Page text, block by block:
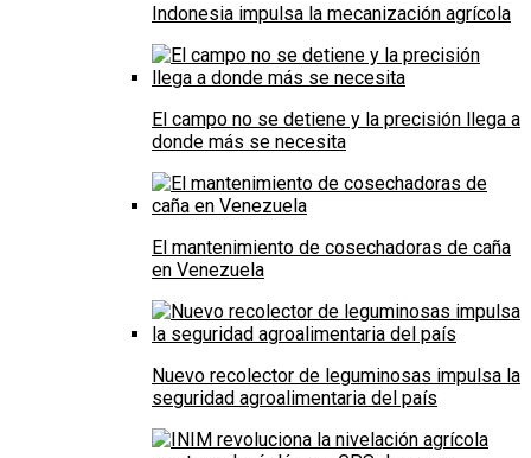
Indonesia impulsa la mecanización agrícola
El campo no se detiene y la precisión llega a
donde más se necesita
El mantenimiento de cosechadoras de caña
en Venezuela
Nuevo recolector de leguminosas impulsa la
seguridad agroalimentaria del país